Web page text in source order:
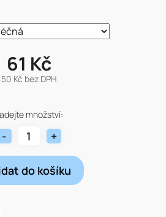
61 Kč
50 Kč bez DPH
cena:
množství:
do košíku